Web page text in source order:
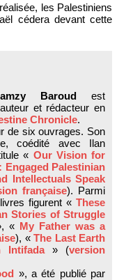
les Palestiniens
cédera devant cette
Baroudest
et rédacteur en
Chronicle.
de six ouvrages. Son
coédité avec Ilan
« Our Vision for
Engaged Palestinian
Intellectuals Speak
française). Parmi
figurent « These
Stories of Struggle
« My Father was a
), « The Last Earth
Intifada» (version
», a été publié par